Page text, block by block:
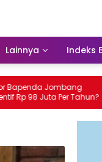
Lainnya Indeks
Insentif